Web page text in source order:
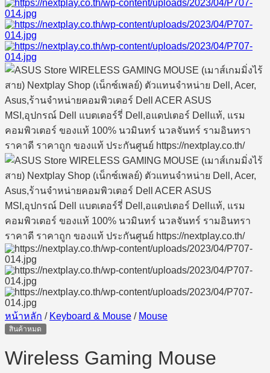
หน้าหลัก / Keyboard & Mouse / Mouse
สินค้าหมด
Wireless Gaming Mouse